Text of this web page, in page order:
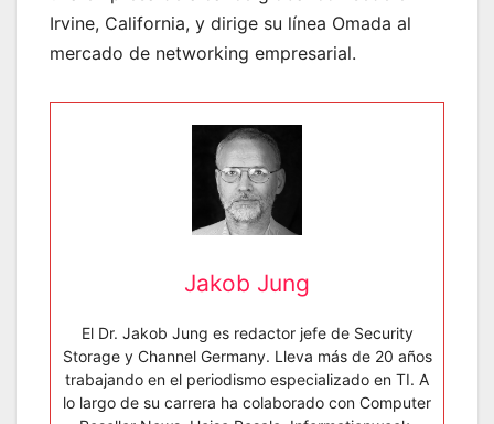
Irvine, California, y dirige su línea Omada al
mercado de networking empresarial.
Jakob Jung
El Dr. Jakob Jung es redactor jefe de Security
Storage y Channel Germany. Lleva más de 20 años
trabajando en el periodismo especializado en TI. A
lo largo de su carrera ha colaborado con Computer